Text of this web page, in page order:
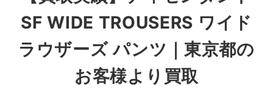
SF WIDE TROUSERS ワイド
ラウザーズ パンツ｜東京都の
お客様より買取